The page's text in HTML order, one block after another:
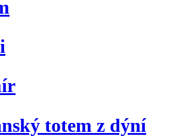
totem z dýní